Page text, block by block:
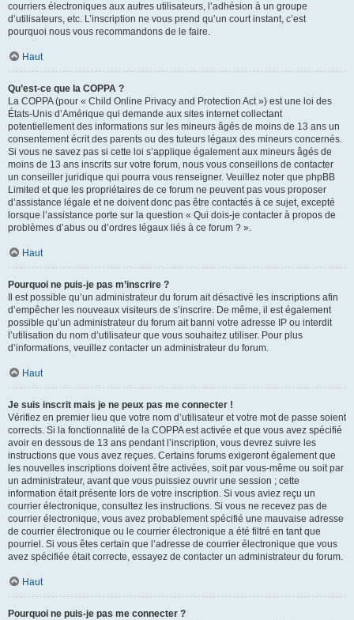
courriers électroniques aux autres utilisateurs, l’adhésion à un groupe
d’utilisateurs, etc. L’inscription ne vous prend qu’un court instant, c’est
pourquoi nous vous recommandons de le faire.
Haut
Qu’est-ce que la COPPA ?
La COPPA (pour « Child Online Privacy and Protection Act ») est une loi des
États-Unis d’Amérique qui demande aux sites internet collectant
potentiellement des informations sur les mineurs âgés de moins de 13 ans un
consentement écrit des parents ou des tuteurs légaux des mineurs concernés.
Si vous ne savez pas si cette loi s’applique également aux mineurs âgés de
moins de 13 ans inscrits sur votre forum, nous vous conseillons de contacter
un conseiller juridique qui pourra vous renseigner. Veuillez noter que phpBB
Limited et que les propriétaires de ce forum ne peuvent pas vous proposer
d’assistance légale et ne doivent donc pas être contactés à ce sujet, excepté
lorsque l’assistance porte sur la question « Qui dois-je contacter à propos de
problèmes d’abus ou d’ordres légaux liés à ce forum ? ».
Haut
Pourquoi ne puis-je pas m’inscrire ?
Il est possible qu’un administrateur du forum ait désactivé les inscriptions afin
d’empêcher les nouveaux visiteurs de s’inscrire. De même, il est également
possible qu’un administrateur du forum ait banni votre adresse IP ou interdit
l’utilisation du nom d’utilisateur que vous souhaitez utiliser. Pour plus
d’informations, veuillez contacter un administrateur du forum.
Haut
Je suis inscrit mais je ne peux pas me connecter !
Vérifiez en premier lieu que votre nom d’utilisateur et votre mot de passe soient
corrects. Si la fonctionnalité de la COPPA est activée et que vous avez spécifié
avoir en dessous de 13 ans pendant l’inscription, vous devrez suivre les
instructions que vous avez reçues. Certains forums exigeront également que
les nouvelles inscriptions doivent être activées, soit par vous-même ou soit par
un administrateur, avant que vous puissiez ouvrir une session ; cette
information était présente lors de votre inscription. Si vous aviez reçu un
courrier électronique, consultez les instructions. Si vous ne recevez pas de
courrier électronique, vous avez probablement spécifié une mauvaise adresse
de courrier électronique ou le courrier électronique a été filtré en tant que
pourriel. Si vous êtes certain que l’adresse de courrier électronique que vous
avez spécifiée était correcte, essayez de contacter un administrateur du forum.
Haut
Pourquoi ne puis-je pas me connecter ?